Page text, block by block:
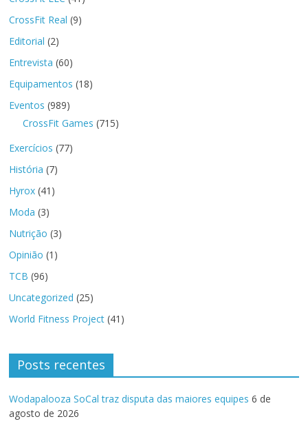
CrossFit Real (9)
Editorial (2)
Entrevista (60)
Equipamentos (18)
Eventos (989)
CrossFit Games (715)
Exercícios (77)
História (7)
Hyrox (41)
Moda (3)
Nutrição (3)
Opinião (1)
TCB (96)
Uncategorized (25)
World Fitness Project (41)
Posts recentes
Wodapalooza SoCal traz disputa das maiores equipes 6 de
agosto de 2026